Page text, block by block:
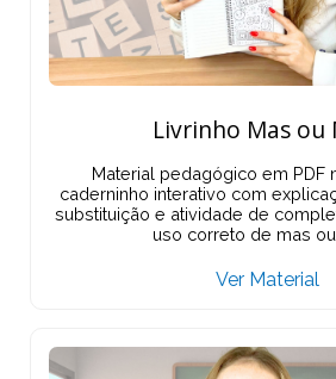
Livrinho Mas ou
Material pedagógico em PDF
caderninho interativo com
substituição e atividade de
uso correto de mas ou
Ver Material